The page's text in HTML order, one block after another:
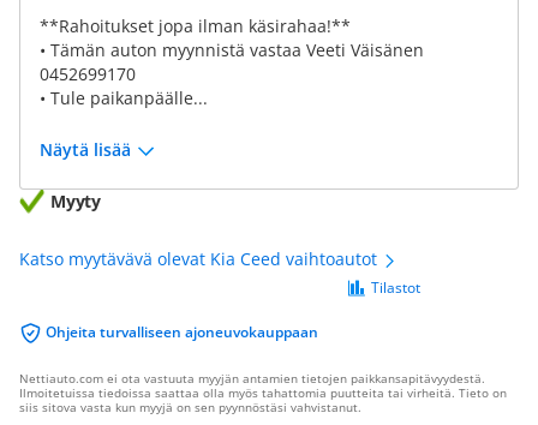
**Rahoitukset jopa ilman käsirahaa!**
• Tämän auton myynnistä vastaa Veeti Väisänen
0452699170
• Tule paikanpäälle...
Näytä lisää
Myyty
Katso myytävävä olevat Kia Ceed vaihtoautot
Ohjeita turvalliseen ajoneuvokauppaan
Tilastot
Nettiauto.com ei ota vastuuta myyjän antamien tietojen paikkansapitävyydestä.
Ilmoitetuissa tiedoissa saattaa olla myös tahattomia puutteita tai virheitä. Tieto on
siis sitova vasta kun myyjä on sen pyynnöstäsi vahvistanut.